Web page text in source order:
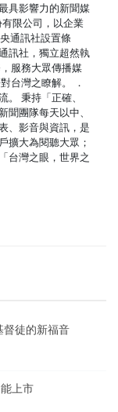
具影響力的新聞媒
限公司，以企業
通訊社設置條
訊社，獨立超然執
服務大眾傳播媒
台灣之瞭解。 ．
秉持「正確、
團隊每天以中、
、影音與資訊，是
擴大為閱聽大眾；
台灣之眼，世界之
督徒的新福音
上市